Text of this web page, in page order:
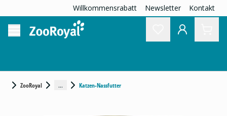
Willkommensrabatt Newsletter Kontakt
ZooRoyal ... Katzen-Nassfutter